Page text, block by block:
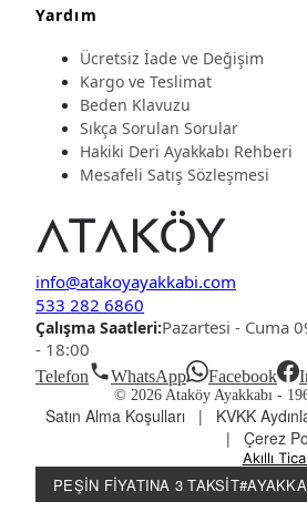
Yardım
Ücretsiz İade ve Değişim
Kargo ve Teslimat
Beden Klavuzu
Sıkça Sorulan Sorular
Hakiki Deri Ayakkabı Rehberi
Mesafeli Satış Sözleşmesi
info@atakoyayakkabi.com
533 282 6860
Çalışma Saatleri:Pazartesi - Cuma
- 18:00
Telefon WhatsApp Facebook
© 2026 Ataköy Ayakkabı -
Satın Alma Koşulları | KVKK
|
Çerez
Akıllı
PEŞIN FIYATINA 3 TAKSIT